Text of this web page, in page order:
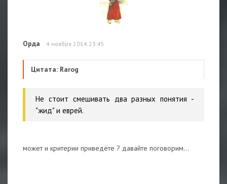
Орда 4 ноября 2014 23:45
Цитата: Rarog
Не стоит смешивать два разных понятия -
"жид" и еврей.
может и критерии приведёте ? давайте поговорим...